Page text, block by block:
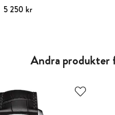
Pris :5 250 kr
5 250 kr
Andra produkter